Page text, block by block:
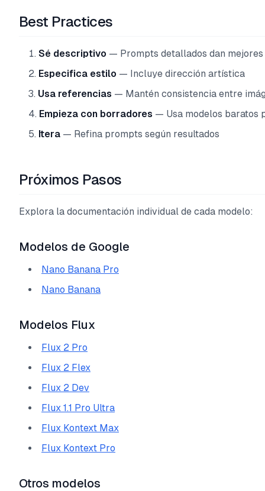
Best Practices
Sé descriptivo — Prompts detallados dan
Especifica estilo — Incluye dirección artística
Usa referencias — Mantén consistencia entre
Empieza con borradores — Usa modelos baratos
Itera — Refina prompts según resultados
Próximos Pasos
Explora la documentación individual de cada modelo:
Modelos de Google
Nano Banana Pro
Nano Banana
Modelos Flux
Flux 2 Pro
Flux 2 Flex
Flux 2 Dev
Flux 1.1 Pro Ultra
Flux Kontext Max
Flux Kontext Pro
Otros modelos